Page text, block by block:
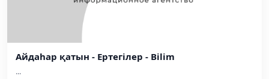
Айдаһар қатын - Ертегілер - Bilim
...